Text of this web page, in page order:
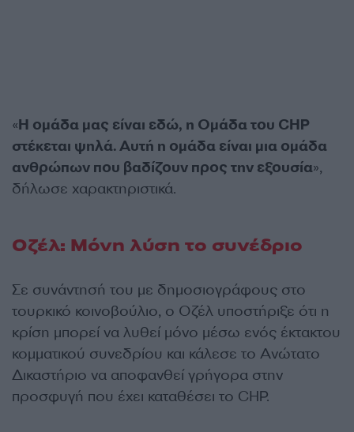
«Η ομάδα μας είναι εδώ, η Ομάδα του CHP
στέκεται ψηλά. Αυτή η ομάδα είναι μια ομάδα
ανθρώπων που βαδίζουν προς την εξουσία»,
δήλωσε χαρακτηριστικά.
Οζέλ: Μόνη λύση το συνέδριο
Σε συνάντησή του με δημοσιογράφους στο
τουρκικό κοινοβούλιο, ο Οζέλ υποστήριξε ότι η
κρίση μπορεί να λυθεί μόνο μέσω ενός έκτακτου
κομματικού συνεδρίου και κάλεσε το Ανώτατο
Δικαστήριο να αποφανθεί γρήγορα στην
προσφυγή που έχει καταθέσει το CHP.